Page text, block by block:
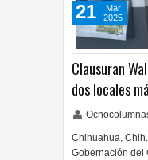
Clausuran
dos locales
Chihuahua,
Gobernación del
21
Mar
2025